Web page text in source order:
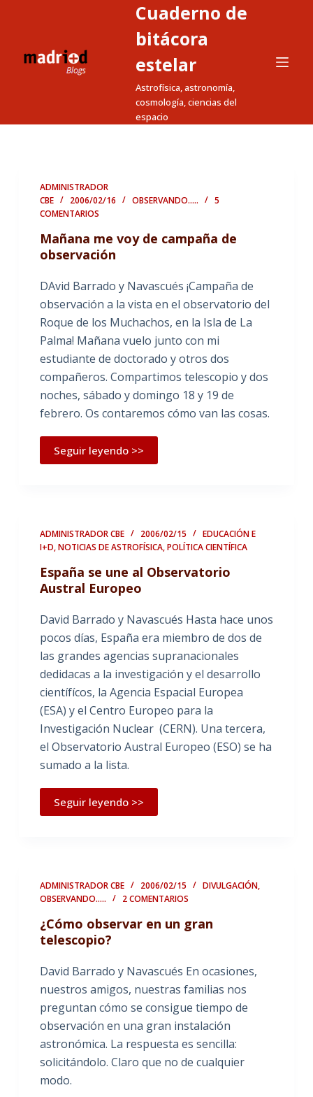
a
Cuaderno de
bitácora
estelar
Astrofísica, astronomía,
cosmología, ciencias del
espacio
ADMINISTRADOR
CBE
2006/02/16 OBSERVANDO.....
5
COMENTARIOS
Mañana me voy de campaña de
observación
DAvid Barrado y Navascués ¡Campaña de
observación a la vista en el observatorio del
Roque de los Muchachos, en la Isla de La
Palma! Mañana vuelo junto con mi
estudiante de doctorado y otros dos
compañeros. Compartimos telescopio y dos
noches, sábado y domingo 18 y 19 de
febrero. Os contaremos cómo van las cosas.
Seguir leyendo >>
ADMINISTRADOR CBE 2006/02/15
EDUCACIÓN E
I+D,NOTICIAS DE ASTROFÍSICA,POLÍTICA CIENTÍFICA
España se une al Observatorio
Austral Europeo
David Barrado y Navascués Hasta hace unos
pocos días, España era miembro de dos de
las grandes agencias supranacionales
dedidacas a la investigación y el desarrollo
científícos, la Agencia Espacial Europea
(ESA) y el Centro Europeo para la
Investigación Nuclear (CERN). Una tercera,
el Observatorio Austral Europeo (ESO) se ha
sumado a la lista.
Seguir leyendo >>
ADMINISTRADOR CBE 2006/02/15 DIVULGACIÓN,
OBSERVANDO.....
2 COMENTARIOS
¿Cómo observar en un gran
telescopio?
David Barrado y Navascués En ocasiones,
nuestros amigos, nuestras familias nos
preguntan cómo se consigue tiempo de
observación en una gran instalación
astronómica. La respuesta es sencilla:
solicitándolo. Claro que no de cualquier
modo.